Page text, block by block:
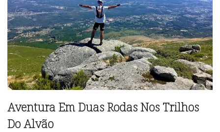
Aventura Em Duas Rodas Nos Trilhos
Do Alvão